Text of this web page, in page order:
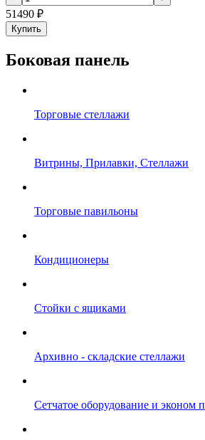
51490 ₽
Купить
Боковая панель
Торговые стеллажи
Витрины, Прилавки, Стеллажи
Торговые павильоны
Кондиционеры
Стойки с ящиками
Архивно - складские стеллажи
Сетчатое оборудование и эконом